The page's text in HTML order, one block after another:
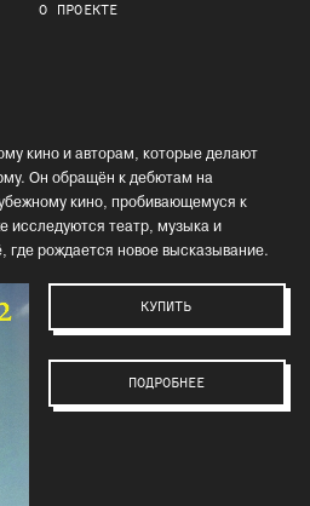
О ПРОЕКТЕ
кино и авторам, которые делают
Он обращён к дебютам на
кино, пробивающемуся к
исследуются театр, музыка и
рождается новое высказывание.
КУПИТЬ
ПОДРОБНЕЕ